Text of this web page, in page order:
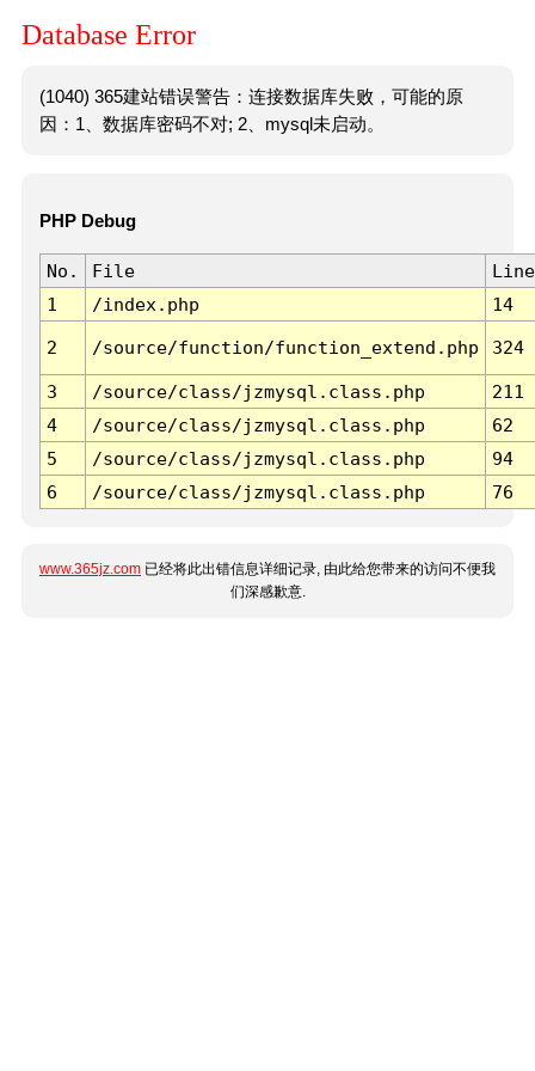
Database Error
(1040) 365建站错误警告：连接数据库失败，可能的原
因：1、数据库密码不对; 2、mysql未启动。
PHP Debug
No. File
Line
1
/index.php 14
2 /source/function/function_extend.php 324
3 /source/class/jzmysql.class.php
211
4
/source/class/jzmysql.class.php
62
5
/source/class/jzmysql.class.php
94
6
/source/class/jzmysql.class.php 76
www.365jz.com 已经将此出错信息详细记录, 由此给您带来的访问不便我
们深感歉意.